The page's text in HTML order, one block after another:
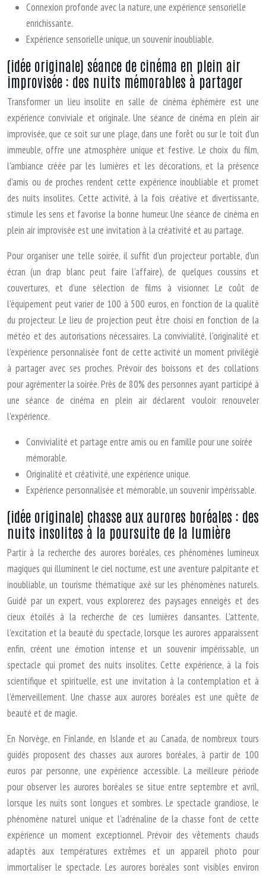
Connexion profonde avec la nature, une expérience sensorielle
enrichissante.
Expérience sensorielle unique, un souvenir inoubliable.
(idée originale) séance de cinéma en plein air
improvisée : des nuits mémorables à partager
Transformer un lieu insolite en salle de cinéma éphémère est une
expérience conviviale et originale. Une séance de cinéma en plein air
improvisée, que ce soit sur une plage, dans une forêt ou sur le toit d’un
immeuble, offre une atmosphère unique et festive. Le choix du film,
l’ambiance créée par les lumières et les décorations, et la présence
d’amis ou de proches rendent cette expérience inoubliable et promet
des nuits insolites. Cette activité, à la fois créative et divertissante,
stimule les sens et favorise la bonne humeur. Une séance de cinéma en
plein air improvisée est une invitation à la créativité et au partage.
Pour organiser une telle soirée, il suffit d’un projecteur portable, d’un
écran (un drap blanc peut faire l’affaire), de quelques coussins et
couvertures, et d’une sélection de films à visionner. Le coût de
l’équipement peut varier de 100 à 500 euros, en fonction de la qualité
du projecteur. Le lieu de projection peut être choisi en fonction de la
météo et des autorisations nécessaires. La convivialité, l’originalité et
l’expérience personnalisée font de cette activité un moment privilégié
à partager avec ses proches. Prévoir des boissons et des collations
pour agrémenter la soirée. Près de 80% des personnes ayant participé à
une séance de cinéma en plein air déclarent vouloir renouveler
l’expérience.
Convivialité et partage entre amis ou en famille pour une soirée
mémorable.
Originalité et créativité, une expérience unique.
Expérience personnalisée et mémorable, un souvenir impérissable.
(idée originale) chasse aux aurores boréales : des
nuits insolites à la poursuite de la lumière
Partir à la recherche des aurores boréales, ces phénomènes lumineux
magiques qui illuminent le ciel nocturne, est une aventure palpitante et
inoubliable, un tourisme thématique axé sur les phénomènes naturels.
Guidé par un expert, vous explorerez des paysages enneigés et des
cieux étoilés à la recherche de ces lumières dansantes. L’attente,
l’excitation et la beauté du spectacle, lorsque les aurores apparaissent
enfin, créent une émotion intense et un souvenir impérissable, un
spectacle qui promet des nuits insolites. Cette expérience, à la fois
scientifique et spirituelle, est une invitation à la contemplation et à
l’émerveillement. Une chasse aux aurores boréales est une quête de
beauté et de magie.
En Norvège, en Finlande, en Islande et au Canada, de nombreux tours
guidés proposent des chasses aux aurores boréales, à partir de 100
euros par personne, une expérience accessible. La meilleure période
pour observer les aurores boréales se situe entre septembre et avril,
lorsque les nuits sont longues et sombres. Le spectacle grandiose, le
phénomène naturel unique et l’adrénaline de la chasse font de cette
expérience un moment exceptionnel. Prévoir des vêtements chauds
adaptés aux températures extrêmes et un appareil photo pour
immortaliser le spectacle. Les aurores boréales sont visibles environ